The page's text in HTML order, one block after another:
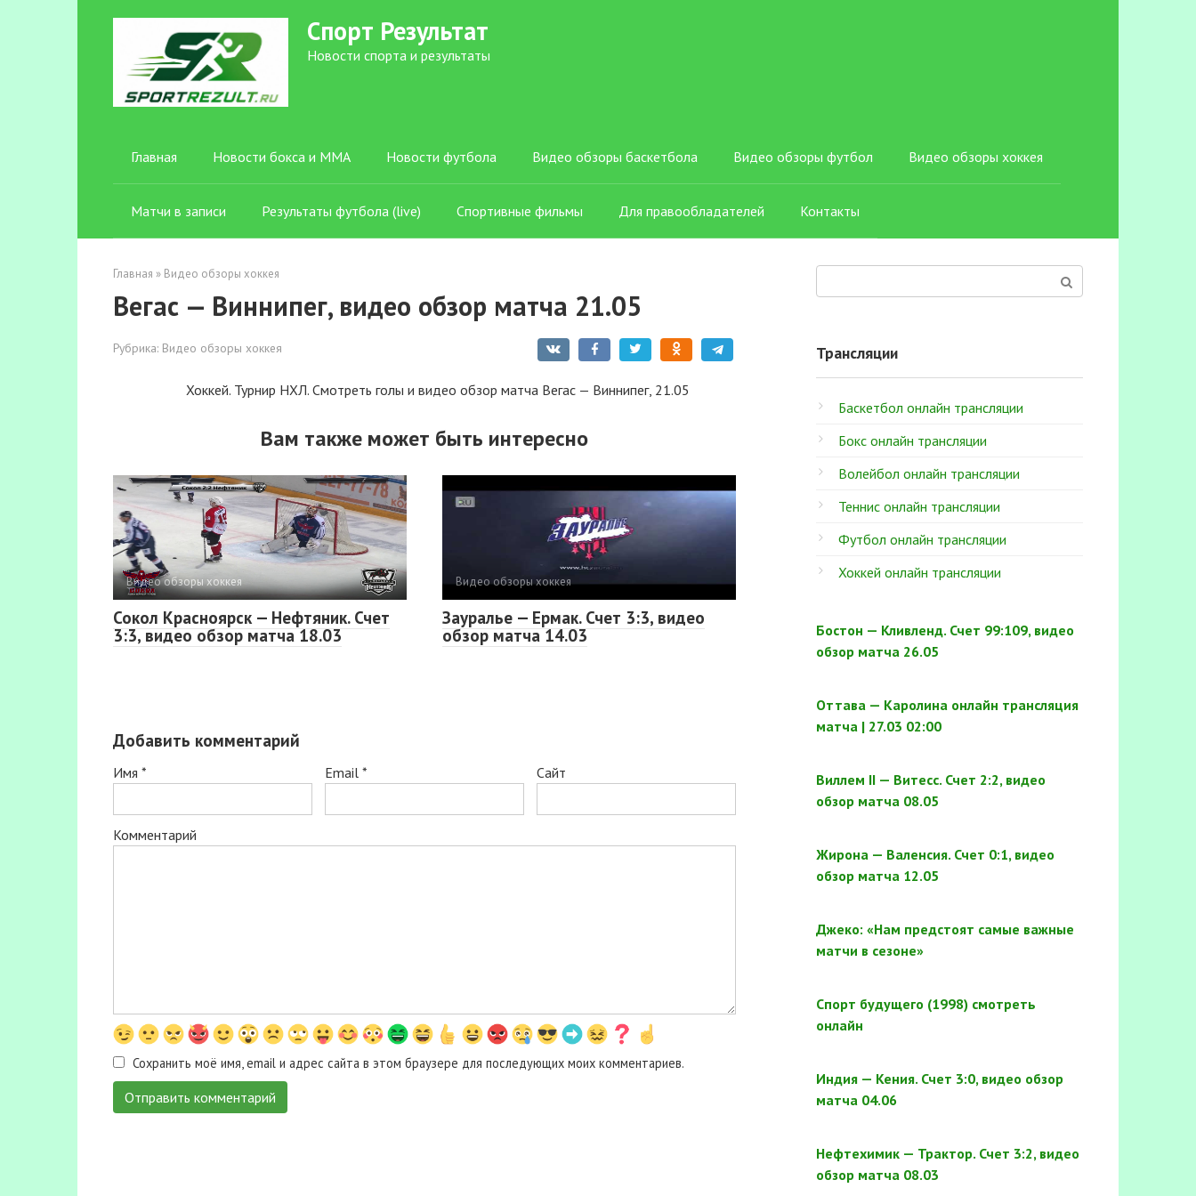
Спорт Результат
Новости спорта и результаты
Главная Новости бокса и ММА Новости футбола Видео обзоры баскетбола Видео обзоры футбол Видео обзоры хоккея
Матчи в записи Результаты футбола (live) Спортивные фильмы Для правообладателей Контакты
Главная » Видео обзоры хоккея
Вегас — Виннипег, видео обзор матча 21.05
Рубрика: Видео обзоры хоккея
Хоккей. Турнир НХЛ. Смотреть голы и видео обзор матча Вегас — Виннипег, 21.05
Вам также может быть интересно
Видео обзоры хоккея
Сокол Красноярск — Нефтяник. Счет
3:3, видео обзор матча 18.03
Видео обзоры хоккея
Зауралье — Ермак. Счет 3:3, видео
обзор матча 14.03
Добавить комментарий
Имя * Email * Сайт
Комментарий
Сохранить моё имя, email и адрес сайта в этом браузере для последующих моих комментариев.
Трансляции
Баскетбол онлайн трансляции
Бокс онлайн трансляции
Волейбол онлайн трансляции
Теннис онлайн трансляции
Футбол онлайн трансляции
Хоккей онлайн трансляции
Бостон — Кливленд. Счет 99:109, видео
обзор матча 26.05
Оттава — Каролина онлайн трансляция
матча | 27.03 02:00
Виллем II — Витесс. Счет 2:2, видео
обзор матча 08.05
Жирона — Валенсия. Счет 0:1, видео
обзор матча 12.05
Джеко: «Нам предстоят самые важные
матчи в сезоне»
Спорт будущего (1998) смотреть
онлайн
Индия — Кения. Счет 3:0, видео обзор
матча 04.06
Нефтехимик — Трактор. Счет 3:2, видео
обзор матча 08.03